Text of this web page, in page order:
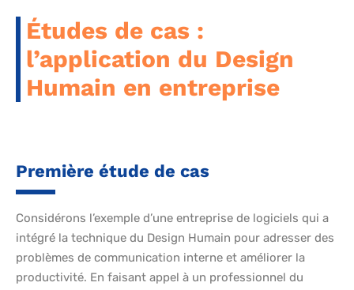
Études de cas :
l’application du Design
Humain en entreprise
Première étude de cas
Considérons l’exemple d’une entreprise de logiciels qui a
intégré la technique du Design Humain pour adresser des
problèmes de communication interne et améliorer la
productivité. En faisant appel à un professionnel du